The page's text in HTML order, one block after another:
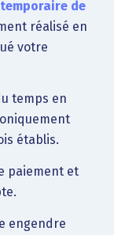
de
réalisé en
votre
temps en
établis.
paiement et
engendre